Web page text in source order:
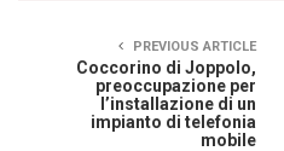
PREVIOUS ARTICLE
Coccorino di Joppolo,
preoccupazione per
l’installazione di un
impianto di telefonia
mobile